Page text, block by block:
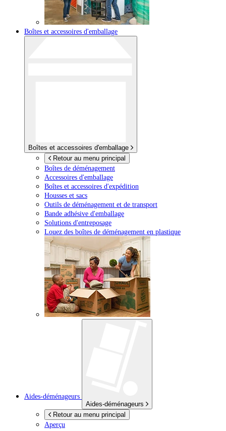
Boîtes et accessoires d'emballage
Boîtes et accessoires d'emballage
Retour au menu principal
Boîtes de déménagement
Accessoires d'emballage
Boîtes et accessoires d'expédition
Housses et sacs
Outils de déménagement et de transport
Bande adhésive d'emballage
Solutions d'entreposage
Louez des boîtes de déménagement en plastique
Aides-déménageurs
Aides-déménageurs
Retour au menu principal
Aperçu